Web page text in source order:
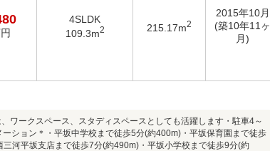
4SLDK
109.3m2 215.17m2
2015年10月
(築10年11ヶ
月)
ークスペース、スタディスペースとしても活躍します・駐車4～
ション＊・平坂中学校まで徒歩5分(約400m)・平坂保育園まで徒歩
河平坂支店まで徒歩7分(約490m)・平坂小学校まで徒歩9分(約